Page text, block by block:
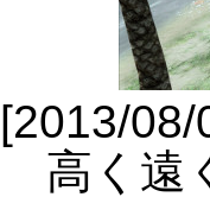
[2013/
高く遠